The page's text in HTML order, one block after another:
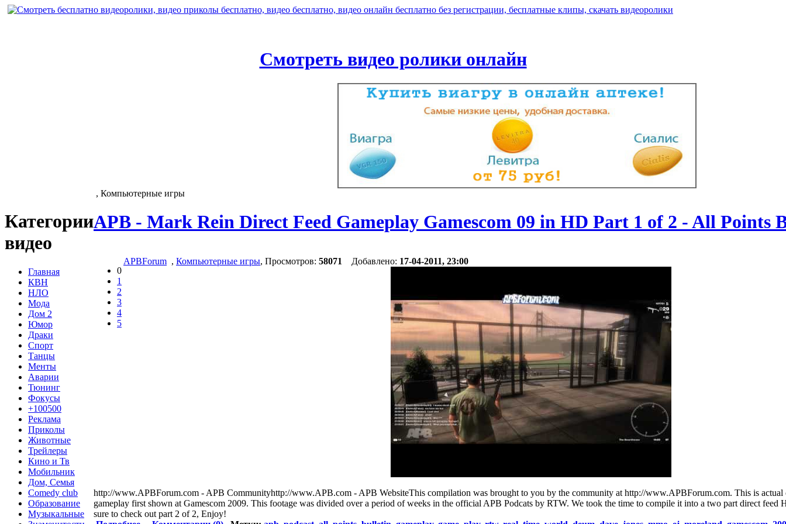
Смотреть видео ролики онлайн
Категории
видео
Главная
КВН
НЛО
Мода
Дом 2
Юмор
Драки
Спорт
Танцы
Менты
Аварии
Тюнинг
Фокусы
+100500
Реклама
Приколы
Животные
Трейлеры
Кино и Тв
Мобильник
Дом, Семья
Comedy club
Образование
Музыкальные
, Компьютерные игры
APB - Mark Rein Direct Feed Gameplay Gamescom 09 in HD Part 1 of 2 - All Points
0
1
2
3
4
5
APBForum , Компьютерные игры, Просмотров: 58071 Добавлено: 17-04-2011, 23:00
http://www.APBForum.com - APB Communityhttp://www.APB.com - APB WebsiteThis compilation was brought to you by the community at http://www.APBForum.com. This is actual
gameplay first shown at Gamescom 2009. This footage was divided over a period of weeks in the official APB Podcats by RTW. We took the time to compile it into a two part direct
sure to check out part 2 of 2, Enjoy!